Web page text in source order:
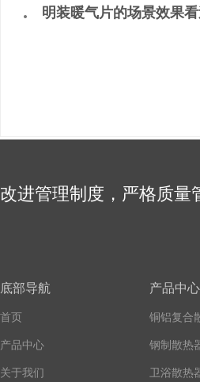
明装暖气片的场景效果
首页
产品中心
关于我们
铜铝复合
钢制散热
卫浴散热
改进管理制度，严格质量
底部导航 产品中心